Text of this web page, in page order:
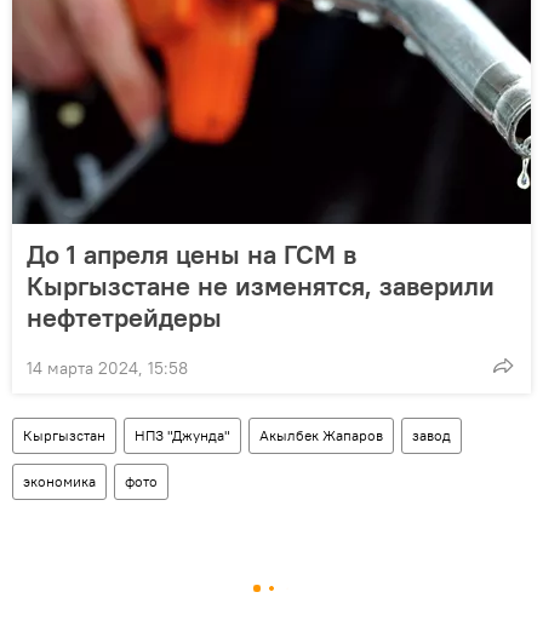
До 1 апреля цены на ГСМ в
Кыргызстане не изменятся, заверили
нефтетрейдеры
14 марта 2024, 15:58
Кыргызстан НПЗ "Джунда" Акылбек Жапаров завод
экономика фото